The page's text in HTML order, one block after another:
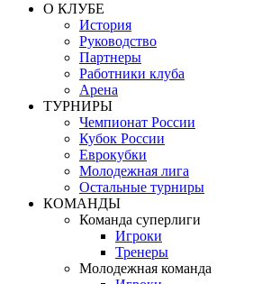
О КЛУБЕ
История
Руководство
Партнеры
Работники клуба
Арена
ТУРНИРЫ
Чемпионат России
Кубок России
Еврокубки
Молодежная лига
Остальные турниры
КОМАНДЫ
Команда суперлиги
Игроки
Тренеры
Молодежная команда